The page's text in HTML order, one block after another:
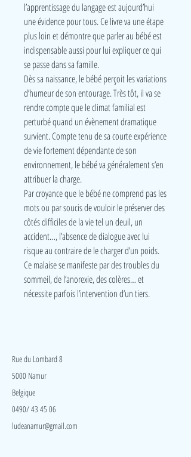
l’apprentissage du langage est aujourd’hui
une évidence pour tous. Ce livre va une étape
plus loin et démontre que parler au bébé est
indispensable aussi pour lui expliquer ce qui
se passe dans sa famille.
Dès sa naissance, le bébé perçoit les variations
d’humeur de son entourage. Très tôt, il va se
rendre compte que le climat familial est
perturbé quand un évènement dramatique
survient. Compte tenu de sa courte expérience
de vie fortement dépendante de son
environnement, le bébé va généralement s’en
attribuer la charge.
Par croyance que le bébé ne comprend pas les
mots ou par soucis de vouloir le préserver des
côtés difficiles de la vie tel un deuil, un
accident…, l’absence de dialogue avec lui
risque au contraire de le charger d’un poids.
Ce malaise se manifeste par des troubles du
sommeil, de l’anorexie, des colères… et
nécessite parfois l’intervention d’un tiers.
Rue du Lombard 8
5000 Namur
Belgique
0490/ 43 45 06
ludeanamur@gmail.com